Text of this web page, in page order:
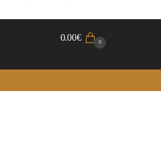
0.00€ 0